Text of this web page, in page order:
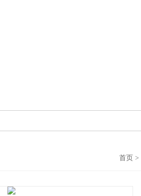
首页 >